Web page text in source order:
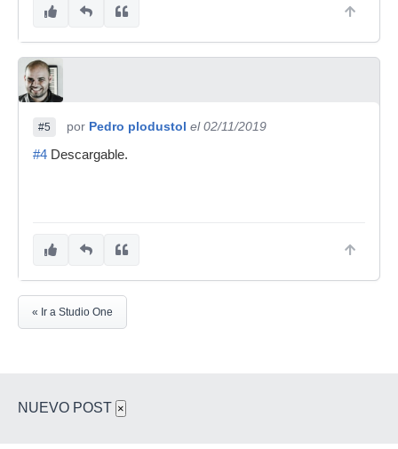
#5 por Pedro plodustol el 02/11/2019
#4 Descargable.
« Ir a Studio One
NUEVO POST ×